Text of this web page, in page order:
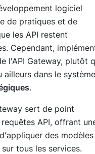
logiciel
de pratiques et de
les API restent
Cependant,
l'API Gateway, plutôt
dans le
.
sert de point
API, offrant
des modèles
tous les services.